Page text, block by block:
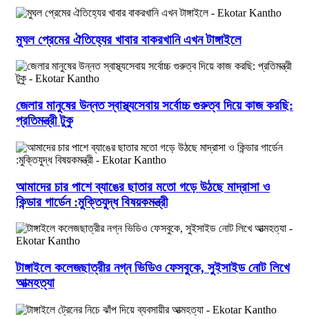
মুঘল প্রেমের ঐতিহ্যের খাবার বাকরখানি এখন টাঙ্গাইলে
জেলার মানুষের উন্নত স্বাস্থ্যসেবায় সর্বোচ্চ গুরুত্ব দিয়ে কাজ করছি:
প্রতিমন্ত্রী টুকু
আমাদের চার পাশে ব্যাঙের ছাতার মতো গড়ে উঠছে মাদ্রাসা ও
কিন্ডার গার্ডেন :মুক্তিযুদ্ধ বিষয়কমন্ত্রী
টাঙ্গাইলে কলেজছাত্রীর নগ্ন ভিডিও ফেসবুকে, সুইসাইড নোট লিখে
আত্মহত্যা